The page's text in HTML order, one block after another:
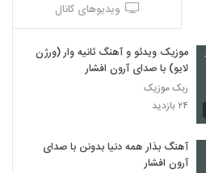
ویدیوهای کانال
موزیک ویدئو و آهنگ ثانیه وار (ورژن
لایو) با صدای آرون افشار
ربک موزیک
۲۴ بازدید
آهنگ بذار همه دنیا بدونن با صدای
آرون افشار